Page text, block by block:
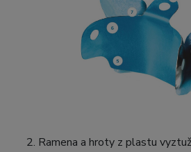
Ramena a hroty z plastu